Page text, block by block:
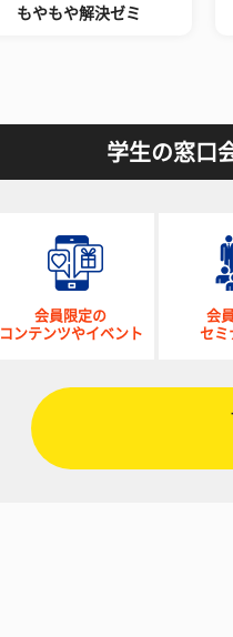
もやもや解決ゼミ
学生の窓口
会員限定の
コンテンツやイベント
会
セミ